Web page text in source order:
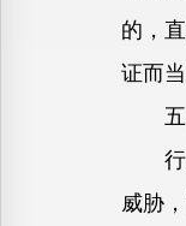
的，
证而
五
行为
威胁